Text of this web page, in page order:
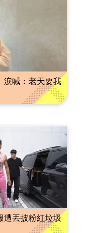
喊：老天要我
丟披粉紅垃圾